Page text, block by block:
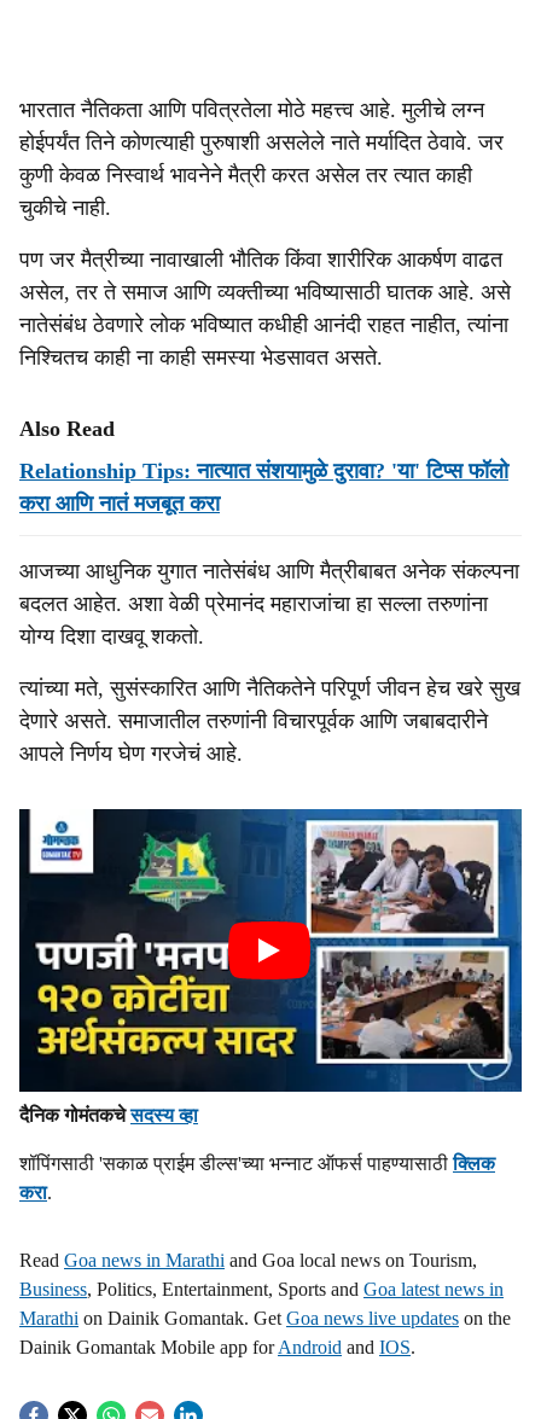
भारतात नैतिकता आणि पवित्रतेला मोठे महत्त्व आहे. मुलीचे लग्न
होईपर्यंत तिने कोणत्याही पुरुषाशी असलेले नाते मर्यादित ठेवावे. जर
कुणी केवळ निस्वार्थ भावनेने मैत्री करत असेल तर त्यात काही
चुकीचे नाही.
पण जर मैत्रीच्या नावाखाली भौतिक किंवा शारीरिक आकर्षण वाढत
असेल, तर ते समाज आणि व्यक्तीच्या भविष्यासाठी घातक आहे. असे
नातेसंबंध ठेवणारे लोक भविष्यात कधीही आनंदी राहत नाहीत, त्यांना
निश्चितच काही ना काही समस्या भेडसावत असते.
Also Read
Relationship Tips: नात्यात संशयामुळे दुरावा? 'या' टिप्स फॉलो
करा आणि नातं मजबूत करा
आजच्या आधुनिक युगात नातेसंबंध आणि मैत्रीबाबत अनेक संकल्पना
बदलत आहेत. अशा वेळी प्रेमानंद महाराजांचा हा सल्ला तरुणांना
योग्य दिशा दाखवू शकतो.
त्यांच्या मते, सुसंस्कारित आणि नैतिकतेने परिपूर्ण जीवन हेच खरे सुख
देणारे असते. समाजातील तरुणांनी विचारपूर्वक आणि जबाबदारीने
आपले निर्णय घेण गरजेचं आहे.
दैनिक गोमंतकचेसदस्य व्हा
शॉपिंगसाठी 'सकाळ प्राईम डील्स'च्या भन्नाट ऑफर्स पाहण्यासाठीक्लिक
करा.
Read Goa news in Marathi and Goa local news on Tourism,
Business, Politics, Entertainment, Sports and Goa latest news in
Marathi on Dainik Gomantak. Get Goa news live updates on the
Dainik Gomantak Mobile app forAndroid and IOS.